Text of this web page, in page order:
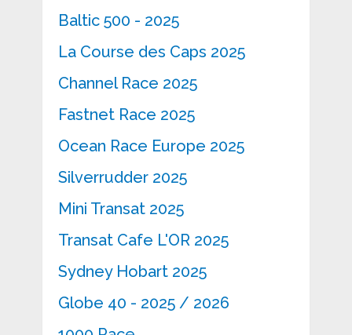
Baltic 500 - 2025
La Course des Caps 2025
Channel Race 2025
Fastnet Race 2025
Ocean Race Europe 2025
Silverrudder 2025
Mini Transat 2025
Transat Cafe L'OR 2025
Sydney Hobart 2025
Globe 40 - 2025 / 2026